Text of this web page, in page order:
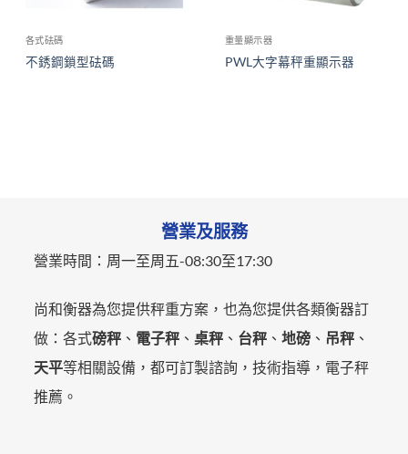
各式砝碼
不銹鋼鎖型砝碼
重量顯示器
PWL大字幕秤重顯示器
營業及服務
營業時間： 周一至周五-08:30至17:30
尚和衡器為您提供秤重方案，也為您提供各類衡器訂
做：各式磅秤 、 電子秤 、桌秤 、 台秤 、地磅 、 吊秤 、
天平等相關設備，都可訂製諮詢，技術指導，電子秤
推薦。